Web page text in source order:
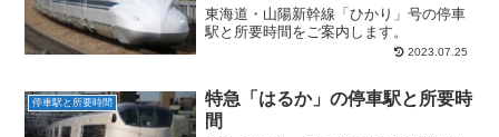
東海道・山陽新幹線「ひかり」号の停車
駅と所要時間をご案内します。
2023.07.25
停車駅と所要時間
特急「はるか」の停車駅と所要時
間